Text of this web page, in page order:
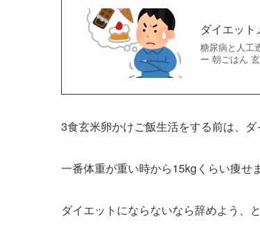
ダイエッ
糖尿病と人工
ー 朝ごはん
3食玄米卵かけご飯生活をする前は、
一番体重が重い時から15kgくらい痩せ
ダイエットにならないなら辞めよう、